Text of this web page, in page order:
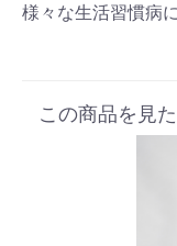
様々な生活習慣病
この商品を見